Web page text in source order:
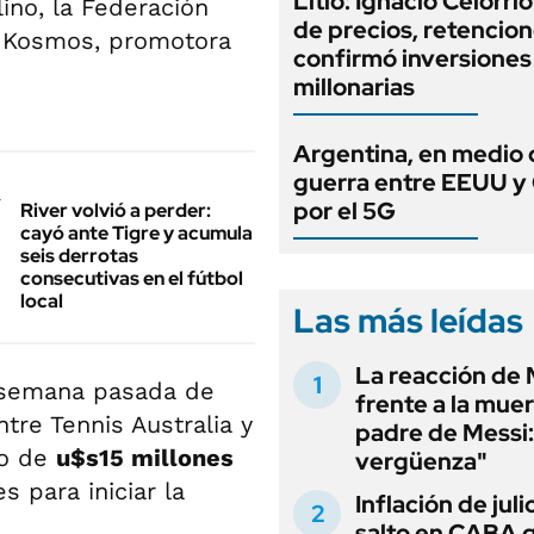
la Federación
promotora
River volvió a perder:
cayó ante Tigre y acumula
seis derrotas
consecutivas en el fútbol
local
pasada de
Tennis Australia y
de u$s15 millones
para iniciar la
de precios,
confirmó inversiones
millonarias
Argentina, en medio
guerra entre EEUU y
por el 5G
Las más leídas
La reacción de
frente a la
padre de
vergüenza"
Inflación de